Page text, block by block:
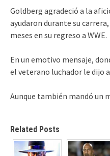
Goldberg agradeció a la
ayudaron durante su
meses en su regreso a WWE.
En un emotivo mensaje,
el veterano luchador le dijo
Aunque también mandó un
Related Posts